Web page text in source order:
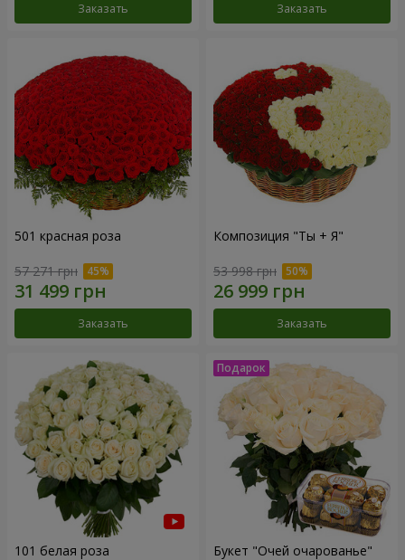
Заказать Заказать
501 красная роза
57 271 грн
Заказать
Композиция "Ты + Я"
53 998 грн
Заказать
101 белая роза Букет "Очей очарованье"